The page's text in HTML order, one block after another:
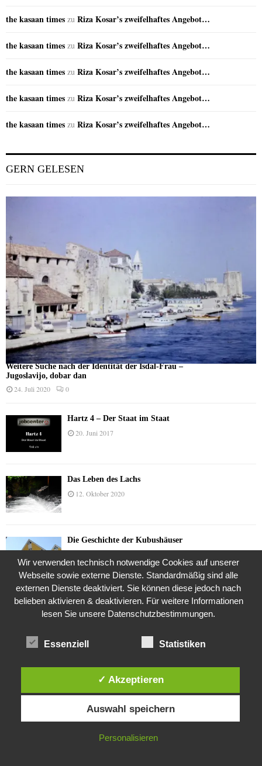
the kasaan times zu Riza Kosar’s zweifelhaftes Angebot…
the kasaan times zu Riza Kosar’s zweifelhaftes Angebot…
the kasaan times zu Riza Kosar’s zweifelhaftes Angebot…
the kasaan times zu Riza Kosar’s zweifelhaftes Angebot…
the kasaan times zu Riza Kosar’s zweifelhaftes Angebot…
GERN GELESEN
Weitere Suche nach der Identität der Isdal-Frau –
Jugoslavijo, dobar dan
24. Juli 2020 0
Hartz 4 – Der Staat im Staat
20. Juni 2017
Das Leben des Lachs
12. Oktober 2020
Die Geschichte der Kubushäuser
Was ist denn das? -Mars „SOL 735“ Rover Curiosity
24. November 2015
3. November 2019
Die Straße radikalisiert jeden Tag ein Stückchen
Diese Website verwendet Cookies. Durch die weitere Nutzung dieser
Website stimmst du der Verwendung von Cookies zu.
IN ORDNUNG
Wir verwenden technisch notwendige Cookies auf unserer
Webseite sowie externe Dienste. Standardmäßig sind alle
externen Dienste deaktiviert. Sie können diese jedoch nach
belieben aktivieren & deaktivieren. Für weitere Informationen
lesen Sie unsere Datenschutzbestimmungen.
Essenziell Statistiken
✓ Akzeptieren
Auswahl speichern
Personalisieren